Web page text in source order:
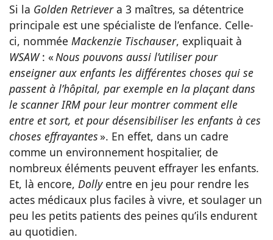
Si la Golden Retrievera 3 maîtres, sa détentrice
principale est une spécialiste de l’enfance. Celle-
ci, nommée Mackenzie Tischauser, expliquait à
WSAW: «Nous pouvons aussi l’utiliser pour
enseigner aux enfants les différentes choses qui se
passent à l’hôpital, par exemple en la plaçant dans
le scanner IRM pour leur montrer comment elle
entre et sort, et pour désensibiliser les enfants à ces
choses effrayantes ». En effet, dans un cadre
comme un environnement hospitalier, de
nombreux éléments peuvent effrayer les enfants.
Et, là encore, Dollyentre en jeu pour rendre les
actes médicaux plus faciles à vivre, et soulager un
peu les petits patients des peines qu’ils endurent
au quotidien.